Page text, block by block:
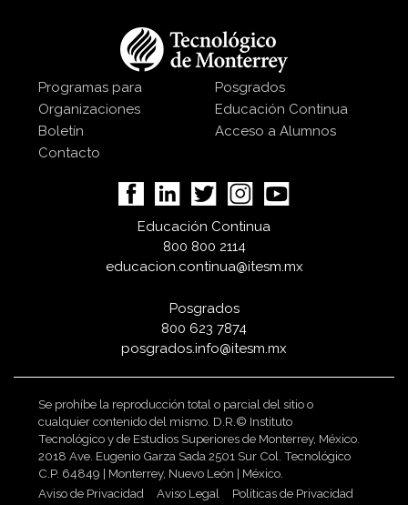
Programas para
Organizaciones
Boletín
Contacto
Posgrados
Educación Continua
Acceso a Alumnos
Educación Continua
800 800 2114
educacion.continua@itesm.mx
Posgrados
800 623 7874
posgrados.info@itesm.mx
Se prohíbe la reproducción total o parcial del sitio o
cualquier contenido del mismo. D.R.© Instituto
Tecnológico y de Estudios Superiores de Monterrey, México.
2018 Ave. Eugenio Garza Sada 2501 Sur Col. Tecnológico
C.P. 64849 | Monterrey, Nuevo León | México.
Aviso de Privacidad
Aviso Legal Políticas de Privacidad